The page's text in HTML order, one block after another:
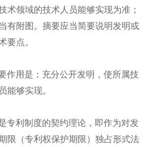
术领域的技术人员能够实现为准；
有附图。摘要应当简要说明发明或
要点。
用是：充分公开发明，使所属技
能够实现。
利制度的契约理论，即作为对发
限（专利权保护期限）独占形式法